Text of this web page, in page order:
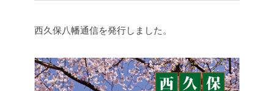
西久保八幡通信を発行しました。